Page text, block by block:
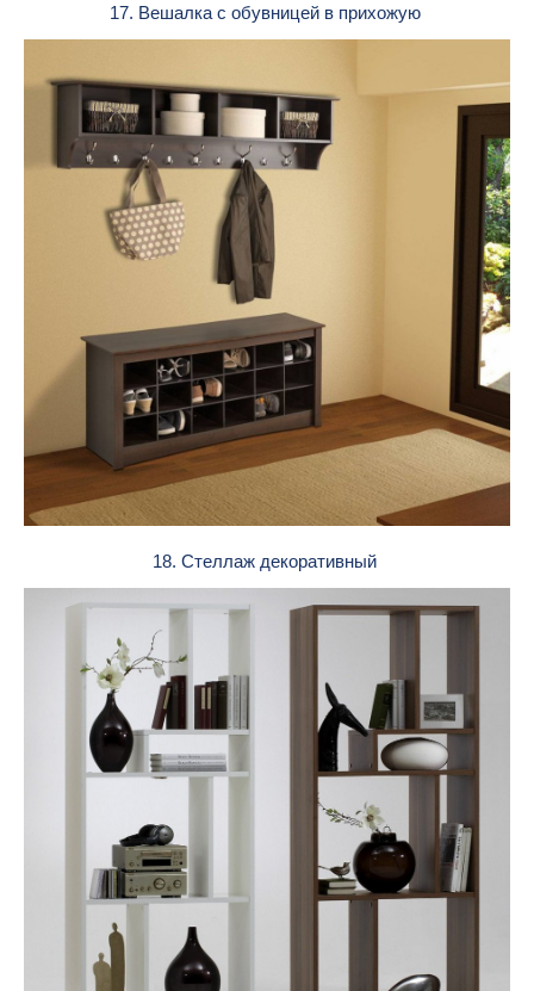
17. Вешалка с обувницей в прихожую
18. Стеллаж декоративный